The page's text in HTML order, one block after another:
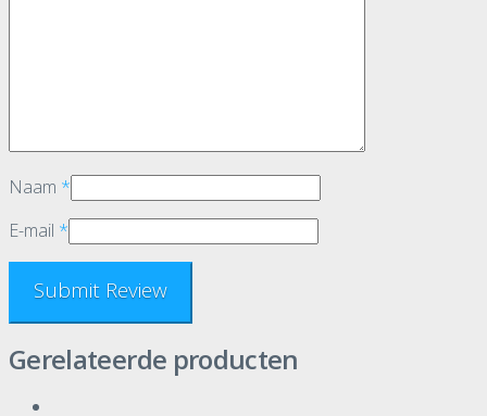
Naam *
E-mail *
Gerelateerde producten